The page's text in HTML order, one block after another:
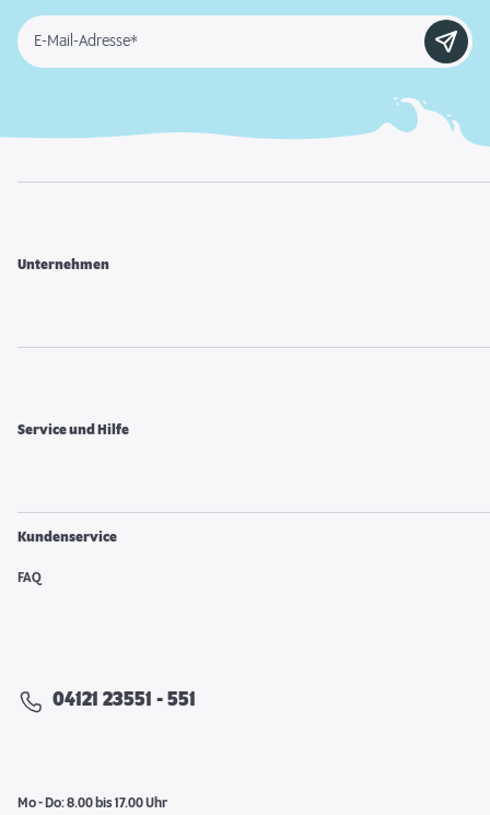
E-Mail-Adresse*
Unternehmen
Service und Hilfe
Kundenservice
FAQ
04121 23551 - 551
Mo - Do: 8.00 bis 17.00 Uhr